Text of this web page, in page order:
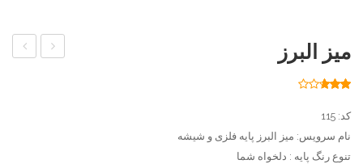
میز البرز
از 5
امتیاز
مشتری
کد: 115
نام سرویس: میز البرز پایه فلزی و شیشه
تنوع رنگ پایه : دلخواه شما